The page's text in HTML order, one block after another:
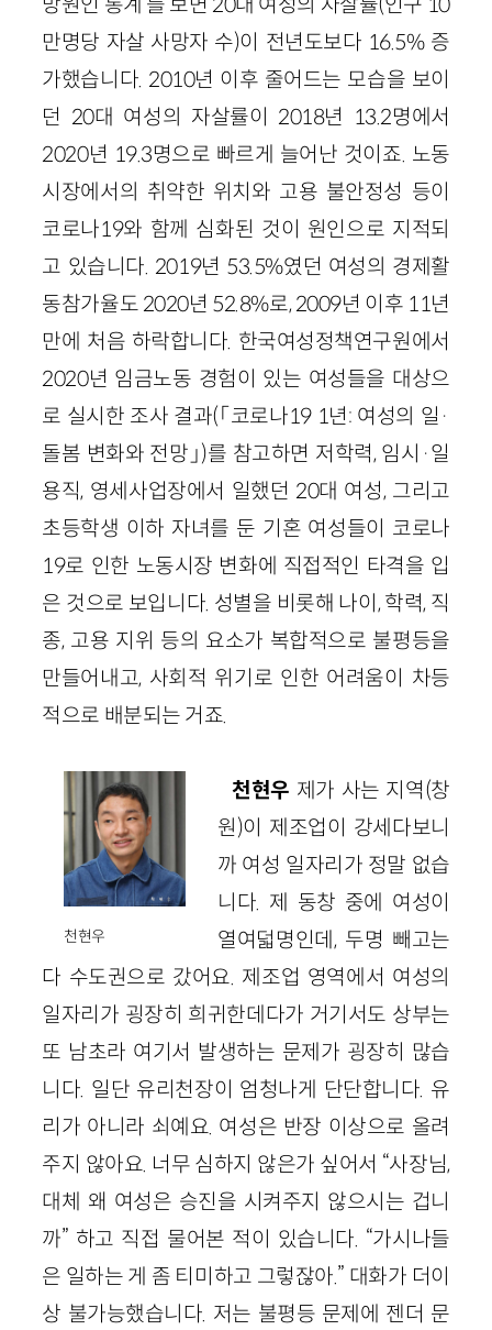
만명당 자살 사망자 수)이 전년도보다 16.5% 증
가했습니다. 2010년 이후 줄어드는 모습을 보이
던 20대 여성의 자살률이 2018년 13.2명에서
2020년 19.3명으로 빠르게 늘어난 것이죠. 노동
시장에서의 취약한 위치와 고용 불안정성 등이
코로나19와 함께 심화된 것이 원인으로 지적되
고 있습니다. 2019년 53.5%였던 여성의 경제활
동참가율도 2020년 52.8%로, 2009년 이후 11년
만에 처음 하락합니다. 한국여성정책연구원에서
2020년 임금노동 경험이 있는 여성들을 대상으
로 실시한 조사 결과(「코로나19 1년: 여성의 일·
돌봄 변화와 전망」)를 참고하면 저학력, 임시·일
용직, 영세사업장에서 일했던 20대 여성, 그리고
초등학생 이하 자녀를 둔 기혼 여성들이 코로나
19로 인한 노동시장 변화에 직접적인 타격을 입
은 것으로 보입니다. 성별을 비롯해 나이, 학력, 직
종, 고용 지위 등의 요소가 복합적으로 불평등을
만들어내고, 사회적 위기로 인한 어려움이 차등
적으로 배분되는 거죠.
천현우
천현우 제가 사는 지역(창
원)이 제조업이 강세다보니
까 여성 일자리가 정말 없습
니다. 제 동창 중에 여성이
열여덟명인데, 두명 빼고는
다 수도권으로 갔어요. 제조업 영역에서 여성의
일자리가 굉장히 희귀한데다가 거기서도 상부는
또 남초라 여기서 발생하는 문제가 굉장히 많습
니다. 일단 유리천장이 엄청나게 단단합니다. 유
리가 아니라 쇠예요. 여성은 반장 이상으로 올려
주지 않아요. 너무 심하지 않은가 싶어서 “사장님,
대체 왜 여성은 승진을 시켜주지 않으시는 겁니
까” 하고 직접 물어본 적이 있습니다. “가시나들
은 일하는 게 좀 티미하고 그렇잖아.” 대화가 더이
상 불가능했습니다. 저는 불평등 문제에 젠더 문